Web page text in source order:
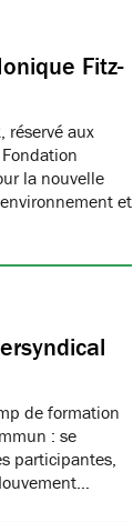
Fitz-
réservé aux
la nouvelle
et
de formation
: se
participantes,